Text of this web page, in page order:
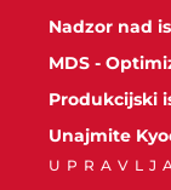
Nadzor nad
MDS -
Produkcijski
Unajmite